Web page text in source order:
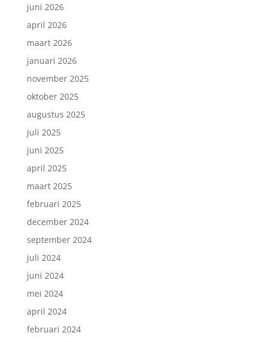
juni 2026
april 2026
maart 2026
januari 2026
november 2025
oktober 2025
augustus 2025
juli 2025
juni 2025
april 2025
maart 2025
februari 2025
december 2024
september 2024
juli 2024
juni 2024
mei 2024
april 2024
februari 2024